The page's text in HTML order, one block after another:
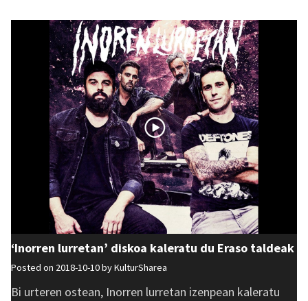
‘Inorren lurretan’ diskoa kaleratu du Eraso taldeak
Posted on 2018-10-10 byKulturSharea
Bi urteren ostean, Inorren lurretan izenpean kaleratu